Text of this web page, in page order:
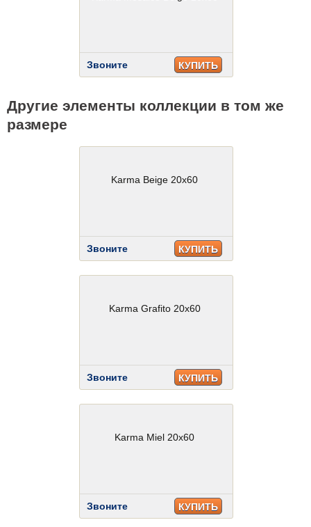
Звоните КУПИТЬ
Другие элементы коллекции в том же
размере
Karma Beige 20x60
Звоните КУПИТЬ
Karma Grafito 20x60
Звоните КУПИТЬ
Karma Miel 20x60
Звоните КУПИТЬ